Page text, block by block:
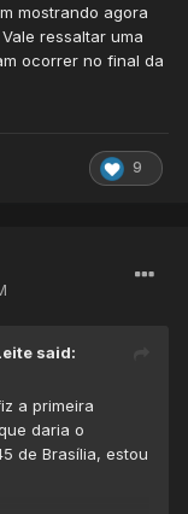
mostrando agora
ressaltar uma
ocorrer no final da
9
said:
a primeira
daria o
de Brasília, estou